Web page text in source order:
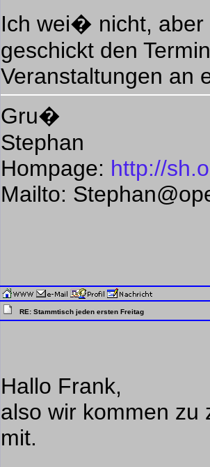
Ich wei� nicht, aber
geschickt den
Veranstaltungen an
Gru�
Stephan
Hompage: http://
Mailto:
RE: Stammtisch jeden ersten Freitag
Hallo Frank,
also wir kommen zu
mit.